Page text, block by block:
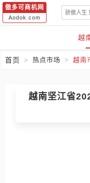
傲多可商机网
Aodok.com
越
首页 热点市场 越南
越南坚江省